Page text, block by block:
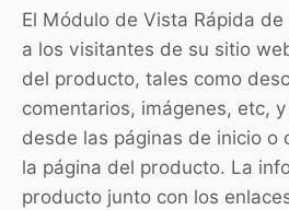
El Módulo de Vista Rápida
a los visitantes de su sitio
del producto, tales como
comentarios, imágenes, etc,
desde las páginas de inicio o
la página del producto. La
producto junto con los